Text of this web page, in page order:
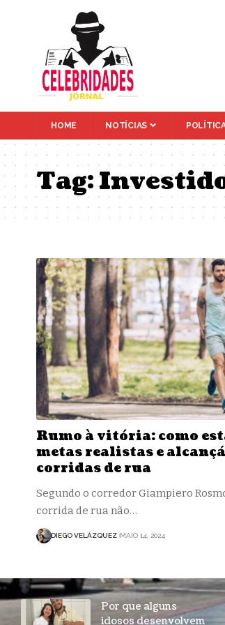
HOME NOTÍCIAS
Tag:
Rumo à vitória: como
metas realistas e
corridas de rua
Segundo o corredor Giampiero
corrida de rua não…
DIEGO VELÁZQUEZ MAIO 14, 2024
Por que alguns
idosos desenvolvem